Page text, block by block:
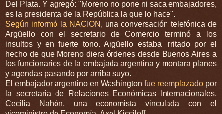
Del Plata. Y agregó: "Moreno no pone ni saca embajadores,
es la presidenta de la República la que lo hace".
Según informó la NACION, una conversación telefónica de
Argüello con el secretario de Comercio terminó a los
insultos y en fuerte tono. Argüello estaba irritado por el
hecho de que Moreno diera órdenes desde Buenos Aires a
los funcionarios de la embajada argentina y montara planes
y agendas pasando por arriba suyo.
El embajador argentino en Washington fue reemplazado por
la secretaria de Relaciones Económicas Internacionales,
Cecilia Nahón, una economista vinculada con el